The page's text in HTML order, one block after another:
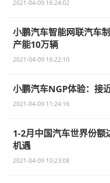
2021-04-09 16:24:02
小鹏汽车智能网联汽车
产能10万辆
2021-04-09 16:22:10
小鹏汽车NGP体验：接
2021-04-09 11:24:16
1-2月中国汽车世界份额
机遇
2021-04-09 10:23:08